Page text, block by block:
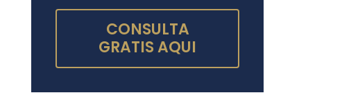
CONSULTA
GRATIS AQUI